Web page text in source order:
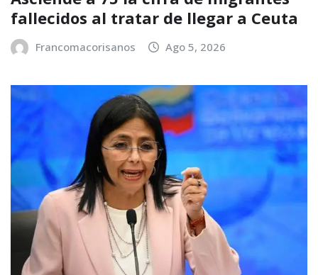
fallecidos al tratar de llegar a Ceuta
Francomacorisanos Ago 5, 2026